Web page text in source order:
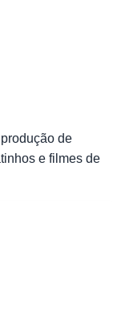
de
e filmes de